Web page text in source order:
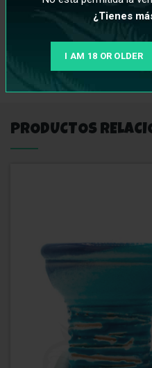
¿Tienes
I AM 18 OR OLDER
PRODUCTOS